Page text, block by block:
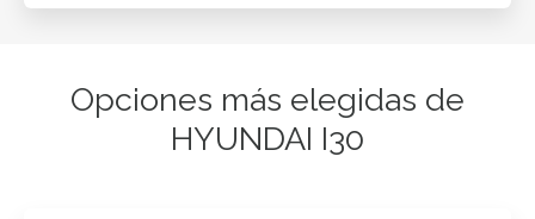
Opciones más elegidas de
HYUNDAI I30